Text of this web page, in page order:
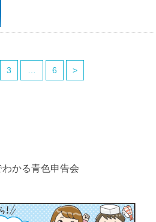
3 6 >
わかる青色申告会